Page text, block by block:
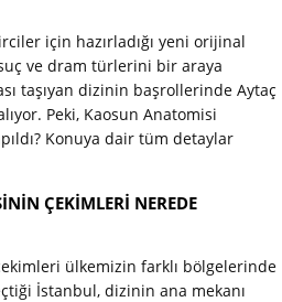
için hazırladığı yeni orijinal
ve dram türlerini bir araya
taşıyan dizinin başrollerinde Aytaç
Peki, Kaosun Anatomisi
Konuya dair tüm detaylar
ÇEKİMLERİ NEREDE
ülkemizin farklı bölgelerinde
İstanbul, dizinin ana mekanı